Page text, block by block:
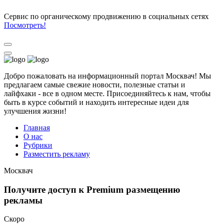
Cервис по органическому продвижению в социальных сетях
Посмотреть!
Добро пожаловать на информационный портал Москвач! Мы
предлагаем самые свежие новости, полезные статьи и
лайфхаки - все в одном месте. Присоединяйтесь к нам, чтобы
быть в курсе событий и находить интересные идеи для
улучшения жизни!
Главная
О нас
Рубрики
Разместить рекламу
Москвач
Получите доступ к Premium размещению
рекламы
Скоро